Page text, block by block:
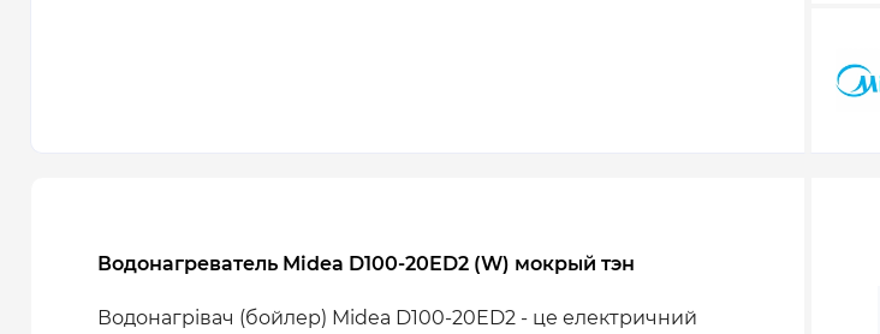
Водонагреватель Midea D100-20ED2 (W) мокрый тэн
Водонагрівач (бойлер) Midea D100-20ED2 - це електричний